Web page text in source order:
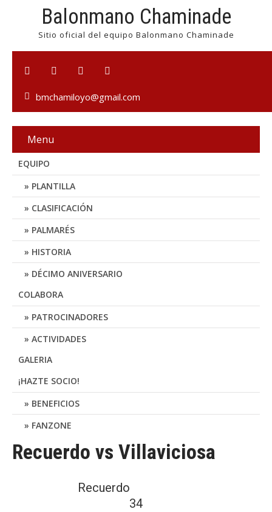
Balonmano Chaminade
Sitio oficial del equipo Balonmano Chaminade
bmchamiloyo@gmail.com
Menu
EQUIPO
PLANTILLA
CLASIFICACIÓN
PALMARÉS
HISTORIA
DÉCIMO ANIVERSARIO
COLABORA
PATROCINADORES
ACTIVIDADES
GALERIA
¡HAZTE SOCIO!
BENEFICIOS
FANZONE
Recuerdo vs Villaviciosa
Recuerdo
34